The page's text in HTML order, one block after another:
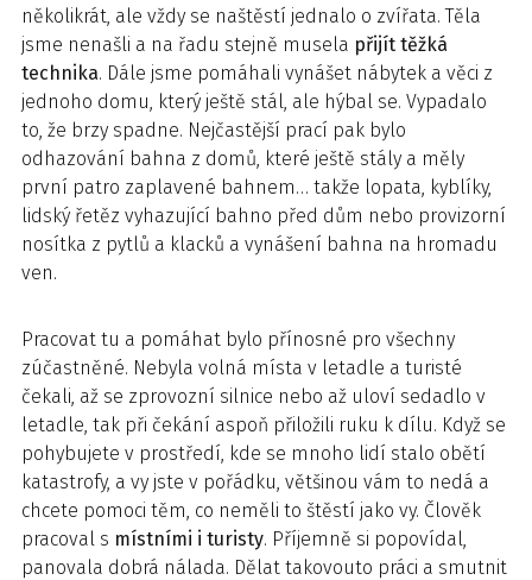
několikrát, ale vždy se naštěstí jednalo o zvířata. Těla
jsme nenašli a na řadu stejně musela přijít těžká
technika. Dále jsme pomáhali vynášet nábytek a věci z
jednoho domu, který ještě stál, ale hýbal se. Vypadalo
to, že brzy spadne. Nejčastější prací pak bylo
odhazování bahna z domů, které ještě stály a měly
první patro zaplavené bahnem… takže lopata, kyblíky,
lidský řetěz vyhazující bahno před dům nebo provizorní
nosítka z pytlů a klacků a vynášení bahna na hromadu
ven.
Pracovat tu a pomáhat bylo přínosné pro všechny
zúčastněné. Nebyla volná místa v letadle a turisté
čekali, až se zprovozní silnice nebo až uloví sedadlo v
letadle, tak při čekání aspoň přiložili ruku k dílu. Když se
pohybujete v prostředí, kde se mnoho lidí stalo obětí
katastrofy, a vy jste v pořádku, většinou vám to nedá a
chcete pomoci těm, co neměli to štěstí jako vy. Člověk
pracoval s místními i turisty. Příjemně si popovídal,
panovala dobrá nálada. Dělat takovouto práci a smutnit